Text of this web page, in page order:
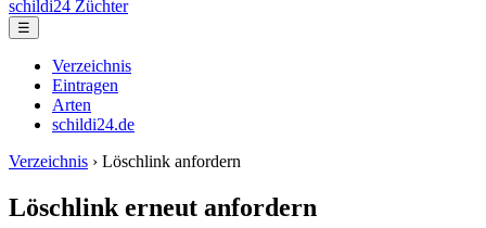
schildi24 Züchter
☰
Verzeichnis
Eintragen
Arten
schildi24.de
Verzeichnis › Löschlink anfordern
Löschlink erneut anfordern